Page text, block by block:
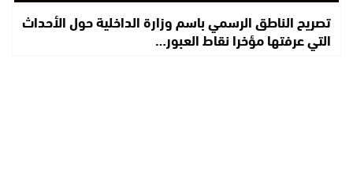
تصريح الناطق الرسمي باسم وزارة الداخلية حول الأحداث
التي عرفتها مؤخرا نقاط العبور…